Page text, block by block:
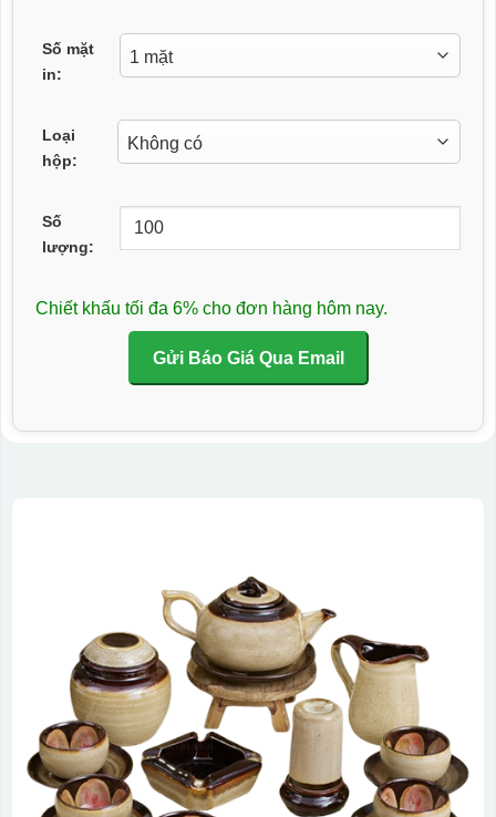
Số mặt
in:
Loại
hộp:
Số
lượng:
Chiết khấu tối đa 6% cho đơn hàng hôm nay.
Gửi Báo Giá Qua Email